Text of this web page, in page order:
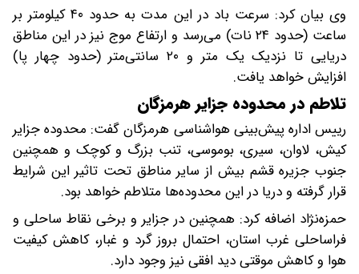
وی بیان کرد: سرعت باد در این مدت به حدود ۴۰ کیلومتر بر
ساعت (حدود ۲۴ نات) می‌رسد و ارتفاع موج نیز در این مناطق
دریایی تا نزدیک یک متر و ۲۰ سانتی‌متر (حدود چهار پا)
افزایش خواهد یافت.
تلاطم در محدوده جزایر هرمزگان
رییس اداره پیش‌بینی هواشناسی هرمزگان گفت: محدوده جزایر
کیش، لاوان، سیری، بوموسی، تنب بزرگ و کوچک و همچنین
جنوب جزیره قشم بیش از سایر مناطق تحت تاثیر این شرایط
قرار گرفته و دریا در این محدوده‌ها متلاطم خواهد بود.
حمزه‌نژاد اضافه کرد: همچنین در جزایر و برخی نقاط ساحلی و
فراساحلی غرب استان، احتمال بروز گرد و غبار، کاهش کیفیت
هوا و کاهش موقتی دید افقی نیز وجود دارد.